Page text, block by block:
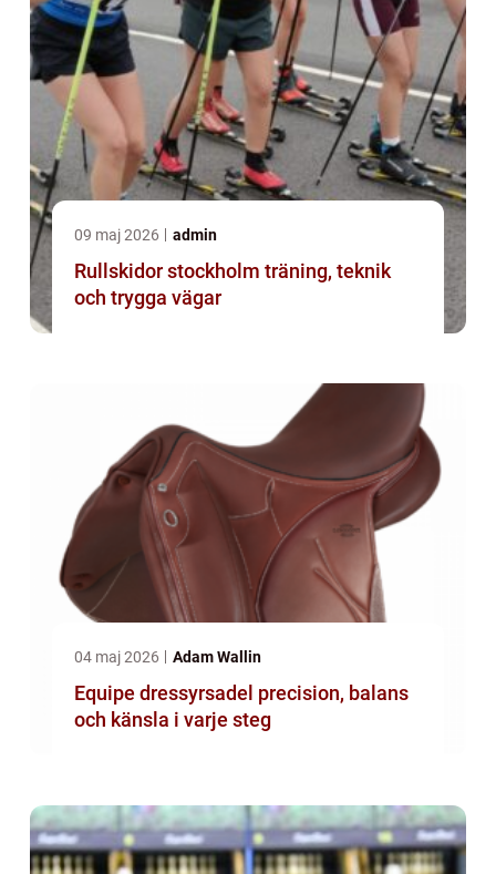
09 maj 2026 admin
Rullskidor stockholm träning, teknik
och trygga vägar
04 maj 2026 Adam Wallin
Equipe dressyrsadel precision, balans
och känsla i varje steg